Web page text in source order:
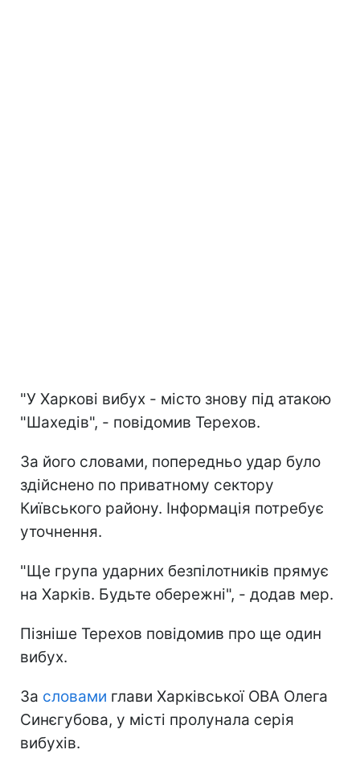
"У Харкові вибух - місто знову під атакою
"Шахедів", - повідомив Терехов.
За його словами, попередньо удар було
здійснено по приватному сектору
Київського району. Інформація потребує
уточнення.
"Ще група ударних безпілотників прямує
на Харків. Будьте обережні", - додав мер.
Пізніше Терехов повідомив про ще один
вибух.
За словами глави Харківської ОВА Олега
Синєгубова, у місті пролунала серія
вибухів.